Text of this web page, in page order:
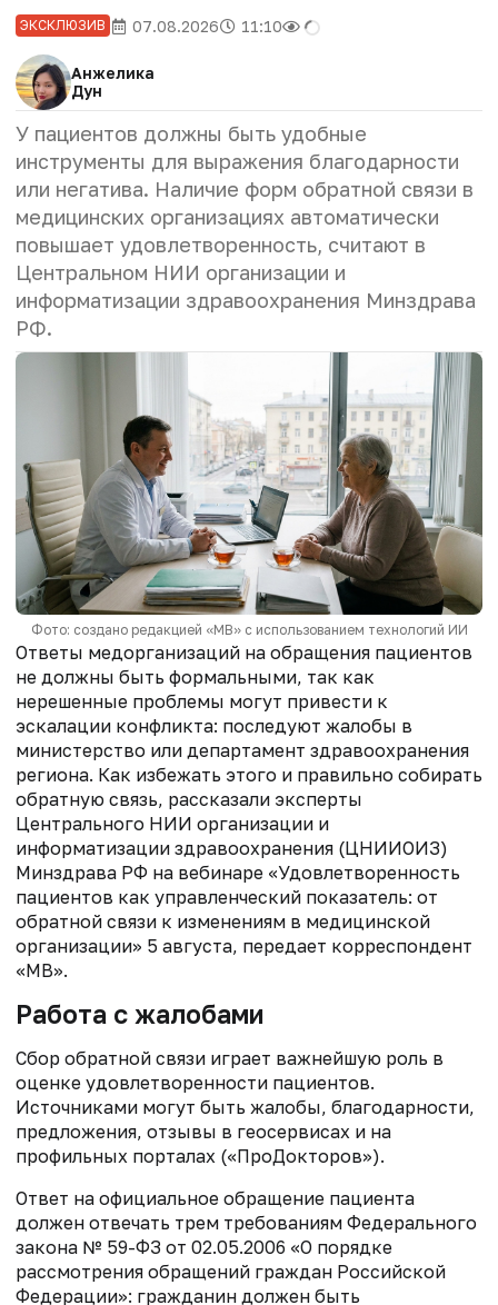
ЭКСКЛЮЗИВ 07.08.2026 11:10
Анжелика
Дун
У пациентов должны быть удобные
инструменты для выражения благодарности
или негатива. Наличие форм обратной связи в
медицинских организациях автоматически
повышает удовлетворенность, считают в
Центральном НИИ организации и
информатизации здравоохранения Минздрава
РФ.
Фото: создано редакцией «МВ» с использованием технологий ИИ
Ответы медорганизаций на обращения пациентов
не должны быть формальными, так как
нерешенные проблемы могут привести к
эскалации конфликта: последуют жалобы в
министерство или департамент здравоохранения
региона. Как избежать этого и правильно собирать
обратную связь, рассказали эксперты
Центрального НИИ организации и
информатизации здравоохранения (ЦНИИОИЗ)
Минздрава РФ на вебинаре «Удовлетворенность
пациентов как управленческий показатель: от
обратной связи к изменениям в медицинской
организации» 5 августа, передает корреспондент
«МВ».
Работа с жалобами
Сбор обратной связи играет важнейшую роль в
оценке удовлетворенности пациентов.
Источниками могут быть жалобы, благодарности,
предложения, отзывы в геосервисах и на
профильных порталах («ПроДокторов»).
Ответ на официальное обращение пациента
должен отвечать трем требованиям Федерального
закона № 59-ФЗ от 02.05.2006 «О порядке
рассмотрения обращений граждан Российской
Федерации»: гражданин должен быть